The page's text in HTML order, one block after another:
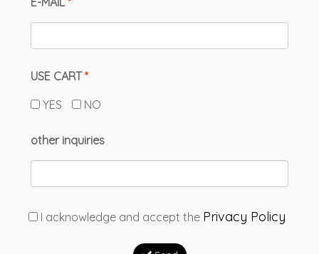
USE CART *
YES
NO
other inquiries
I acknowledge and accept the Privacy Policy